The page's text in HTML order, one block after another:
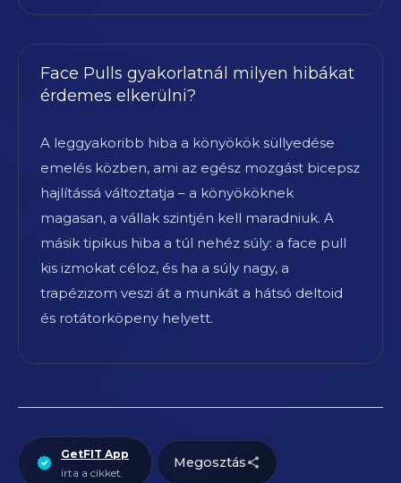
Face Pulls gyakorlatnál milyen hibákat
érdemes elkerülni?
A leggyakoribb hiba a könyökök süllyedése
emelés közben, ami az egész mozgást bicepsz
hajlítássá változtatja – a könyököknek
magasan, a vállak szintjén kell maradniuk. A
másik tipikus hiba a túl nehéz súly: a face pull
kis izmokat céloz, és ha a súly nagy, a
trapézizom veszi át a munkát a hátsó deltoid
és rotátorköpeny helyett.
GetFIT App
írta a cikket.
Megosztás